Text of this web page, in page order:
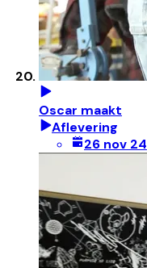
Oscar maakt
Aflevering
26 nov 24